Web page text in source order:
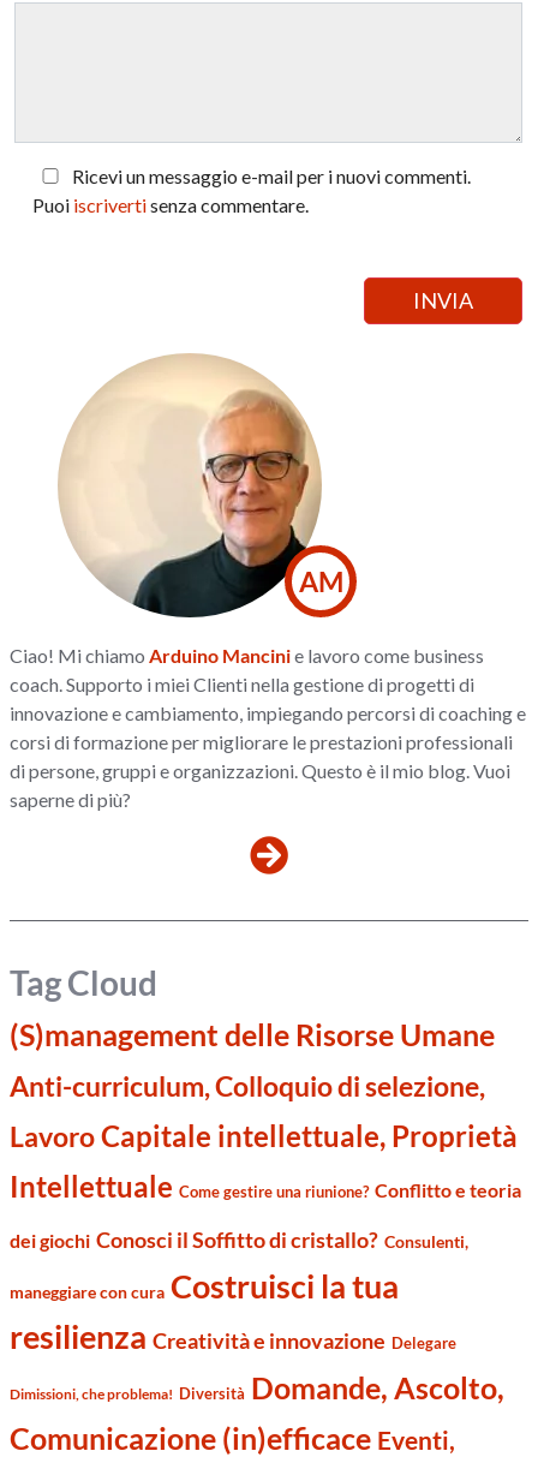
Ricevi un messaggio e-mail per i nuovi commenti.
Puoi iscrivertisenza commentare.
AM
Ciao! Mi chiamo Arduino Mancinie lavoro come business
coach. Supporto i miei Clienti nella gestione di progetti di
innovazione e cambiamento, impiegando percorsi di coaching e
corsi di formazione per migliorare le prestazioni professionali
di persone, gruppi e organizzazioni. Questo è il mio blog. Vuoi
saperne di più?
Tag Cloud
(S)management delle Risorse Umane
Anti-curriculum, Colloquio di selezione,
LavoroCapitale intellettuale, Proprietà
Intellettuale Come gestire una riunione? Conflitto e teoria
dei giochi Conosci il Soffitto di cristallo? Consulenti,
maneggiare con cura Costruisci la tua
resilienza Creatività e innovazione Delegare
Dimissioni, che problema! Diversità Domande, Ascolto,
Comunicazione (in)efficace Eventi,